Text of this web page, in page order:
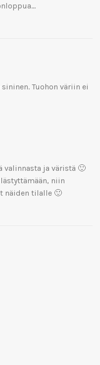
Tuohon väriin ei
valinnasta ja väristä 🙂
niin
näiden tilalle 🙂